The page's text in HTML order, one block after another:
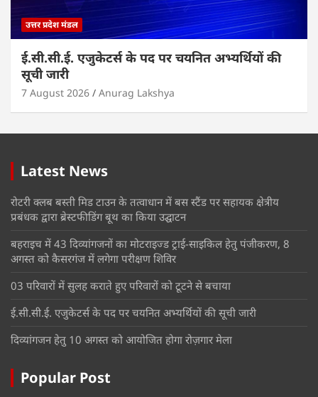
उत्तर प्रदेश मंडल
ई.सी.सी.ई. एजुकेटर्स के पद पर चयनित अभ्यर्थियों की
सूची जारी
7 August 2026 Anurag Lakshya
Latest News
रोटरी क्लब बस्ती मिड टाउन के तत्वाधान में बस स्टैंड पर सहायक क्षेत्रीय
प्रबंधक द्वारा ब्रेस्टफीडिंग बूथ का किया उद्घाटन
बहराइच में 43 दिव्यांगजनों का मोटराइज्ड ट्राई-साइकिल हेतु पंजीकरण, 8
अगस्त को कैसरगंज में लगेगा परीक्षण शिविर
03 परिवारों में सुलह कराते हुए परिवारों को टूटने से बचाया
ई.सी.सी.ई. एजुकेटर्स के पद पर चयनित अभ्यर्थियों की सूची जारी
दिव्यांगजन हेतु 10 अगस्त को आयोजित होगा रोज़गार मेला
Popular Post